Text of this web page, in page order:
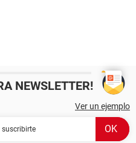
NEWSLETTER!
Ver un ejemplo